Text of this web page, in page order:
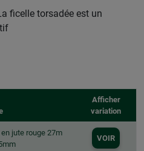
ficelle torsadée est un
Afficher
variation
jute rouge 27m
VOIR